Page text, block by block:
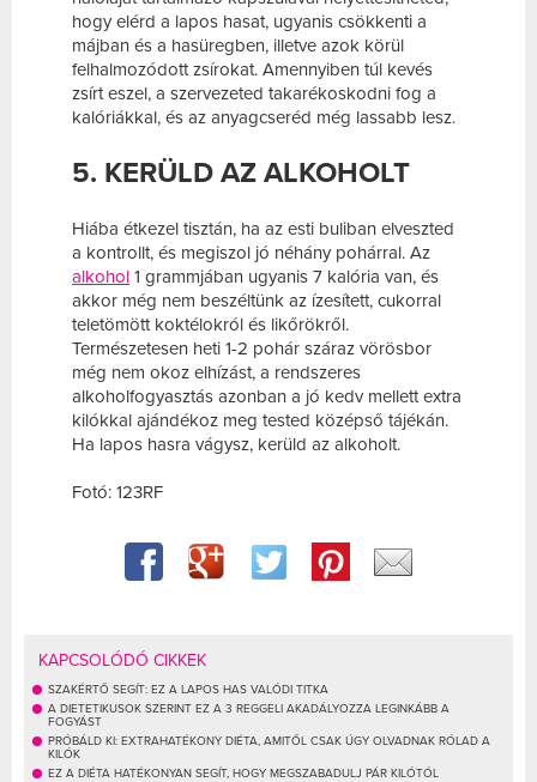
hogy elérd a lapos hasat, ugyanis csökkenti a
májban és a hasüregben, illetve azok körül
felhalmozódott zsírokat. Amennyiben túl kevés
zsírt eszel, a szervezeted takarékoskodni fog a
kalóriákkal, és az anyagcseréd még lassabb lesz.
5. KERÜLD AZ ALKOHOLT
Hiába étkezel tisztán, ha az esti buliban elveszted
a kontrollt, és megiszol jó néhány pohárral. Az
alkohol 1 grammjában ugyanis 7 kalória van, és
akkor még nem beszéltünk az ízesített, cukorral
teletömött koktélokról és likőrökről.
Természetesen heti 1-2 pohár száraz vörösbor
még nem okoz elhízást, a rendszeres
alkoholfogyasztás azonban a jó kedv mellett extra
kilókkal ajándékoz meg tested középső tájékán.
Ha lapos hasra vágysz, kerüld az alkoholt.
Fotó: 123RF
KAPCSOLÓDÓ CIKKEK
SZAKÉRTŐ SEGÍT: EZ A LAPOS HAS VALÓDI TITKA
A DIETETIKUSOK SZERINT EZ A 3 REGGELI AKADÁLYOZZA LEGINKÁBB A
FOGYÁST
PRÓBÁLD KI: EXTRAHATÉKONY DIÉTA, AMITŐL CSAK ÚGY OLVADNAK RÓLAD A
KILÓK
EZ A DIÉTA HATÉKONYAN SEGÍT, HOGY MEGSZABADULJ PÁR KILÓTÓL